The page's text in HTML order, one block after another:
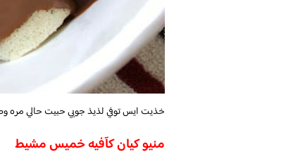
خذيت ايس توفي لذيذ جويي حبيت حالي مره
منيو كيان كآفيه خميس مشيط